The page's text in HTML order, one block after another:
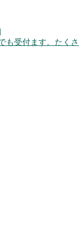
も受付ます。たくさ